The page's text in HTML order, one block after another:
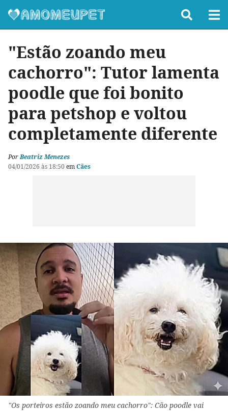
"Estão zoando meu
cachorro": Tutor lamenta
poodle que foi bonito
para petshop e voltou
completamente diferente
PorBeatriz Menezes
04/01/2026 às 18:50 emCães
"Os porteiros estão zoando meu cachorro": Cão poodle vai